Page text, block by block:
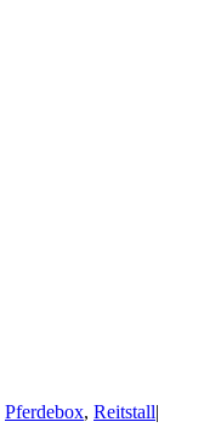
Pferdebox, Reitstall|